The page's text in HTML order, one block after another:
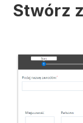
Stwórz